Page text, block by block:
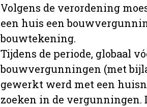
Volgens de verordening
een huis een
bouwtekening.
Tijdens de periode, globaal
bouwvergunningen (met
gewerkt werd met een
zoeken in de vergunningen.